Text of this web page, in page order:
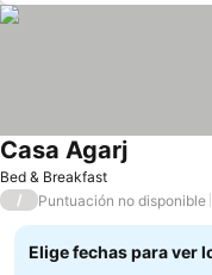
Bed & Breakfast
Casa Agarj
/ Puntuación no disponible
Elige fechas para ver